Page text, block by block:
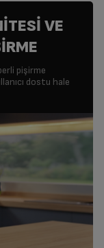
VE
pişirme
dostu hale